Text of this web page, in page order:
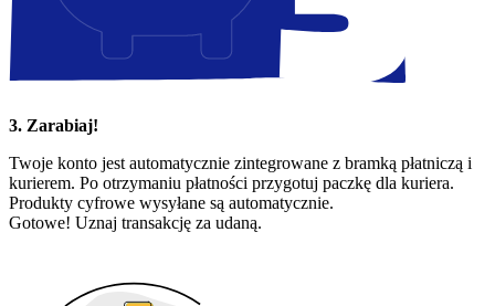
3. Zarabiaj!
Twoje konto jest automatycznie zintegrowane z bramką płatniczą i
kurierem. Po otrzymaniu płatności przygotuj paczkę dla kuriera.
Produkty cyfrowe wysyłane są automatycznie.
Gotowe! Uznaj transakcję za udaną.